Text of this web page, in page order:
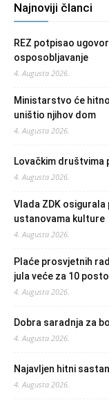
Najnoviji članci
REZ potpisao
osposobljavanje
4. Augusta 2026.
Ministarstvo će
uništio njihov dom
4. Augusta 2026.
Lovačkim društvima
4. Augusta 2026.
Vlada ZDK
ustanovama kulture
4. Augusta 2026.
Plaće prosvjetnih
jula veće za 10 posto
4. Augusta 2026.
Dobra saradnja za
4. Augusta 2026.
Najavljen hitni
4. Augusta 2026.